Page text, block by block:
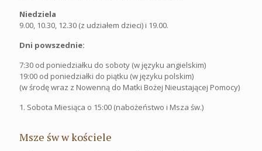
Niedziela
9.00, 10.30, 12.30 (z udziałem dzieci) i 19.00.
Dni powszednie:
7:30 od poniedziałku do soboty (w języku angielskim)
19:00 od poniedziałki do piątku (w języku polskim)
(w środę wraz z Nowenną do Matki Bożej Nieustającej Pomocy)
1. Sobota Miesiąca o 15:00 (nabożeństwo i Msza św.)
Msze św w kościele